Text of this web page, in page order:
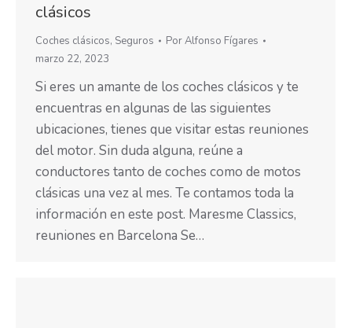
clásicos
Coches clásicos, Seguros PorAlfonso Fígares
marzo 22, 2023
Si eres un amante de los coches clásicos y te
encuentras en algunas de las siguientes
ubicaciones, tienes que visitar estas reuniones
del motor. Sin duda alguna, reúne a
conductores tanto de coches como de motos
clásicas una vez al mes. Te contamos toda la
información en este post. Maresme Classics,
reuniones en Barcelona Se…